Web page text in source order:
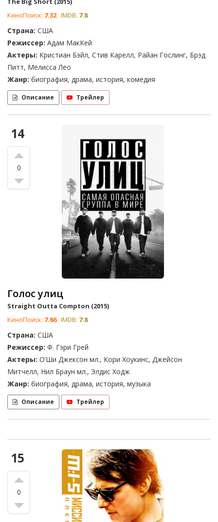
КиноПоиск: 7.32 IMDB: 7.8
Страна: США
Режиссер: Адам МакКей
Актеры: Кристиан Бэйл, Стив Карелл, Райан Гослинг, Брэд
Питт, Мелисса Лео
Жанр: биография, драма, история, комедия
Описание Трейлер
14
0
Голос улиц
Straight Outta Compton (2015)
КиноПоиск: 7.86 IMDB: 7.8
Страна: США
Режиссер: Ф. Гэри Грей
Актеры: О’Ши Джексон мл., Кори Хоукинс, Джейсон
Митчелл, Нил Браун мл., Элдис Ходж
Жанр: биография, драма, история, музыка
Описание Трейлер
15
0